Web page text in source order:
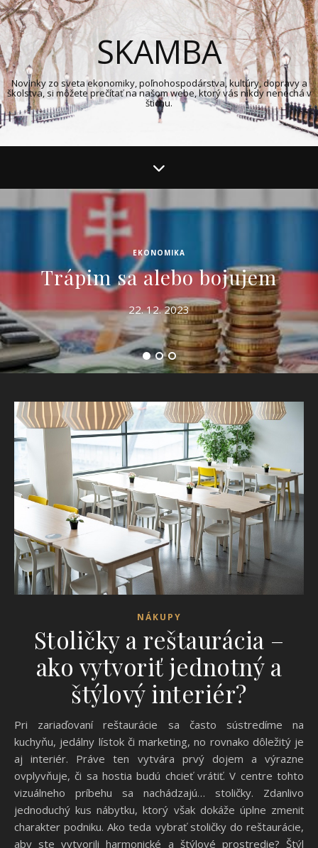
SKAMBA
Novinky zo sveta ekonomiky, poľnohospodárstva, kultúry, dopravy a
školstva, si môžete prečítať na našom webe, ktorý vás nikdy nenechá v
štichu.
EKONOMIKA
Trápim sa alebo bojujem
22. 12. 2023
NÁKUPY
Stoličky a reštaurácia –
ako vytvoriť jednotný a
štýlový interiér?
Pri zariaďovaní reštaurácie sa často sústredíme na
kuchyňu, jedálny lístok či marketing, no rovnako dôležitý je
aj interiér. Práve ten vytvára prvý dojem a výrazne
ovplyvňuje, či sa hostia budú chcieť vrátiť. V centre tohto
vizuálneho príbehu sa nachádzajú… stoličky. Zdanlivo
jednoduchý kus nábytku, ktorý však dokáže úplne zmeniť
charakter podniku. Ako teda vybrať stoličky do reštaurácie,
aby ste vytvorili harmonické a štýlové prostredie? Štýl